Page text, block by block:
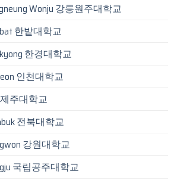
Wonju 강릉원주대학교
한밭대학교
한경대학교
인천대학교
제주대학교
전북대학교
강원대학교
국립공주대학교